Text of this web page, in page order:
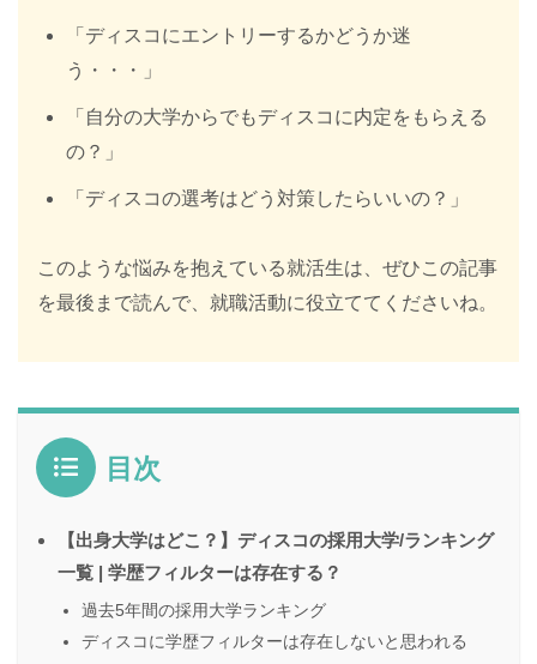
「ディスコにエントリーするかどうか迷
う・・・」
「自分の大学からでもディスコに内定をもらえる
の？」
「ディスコの選考はどう対策したらいいの？」
このような悩みを抱えている就活生は、ぜひこの記事
を最後まで読んで、就職活動に役立ててくださいね。
目次
【出身大学はどこ？】ディスコの採用大学/ランキング
一覧 | 学歴フィルターは存在する？
過去5年間の採用大学ランキング
ディスコに学歴フィルターは存在しないと思われる